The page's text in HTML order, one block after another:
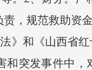
，规范救助资金
和《山西省红
突发事件中